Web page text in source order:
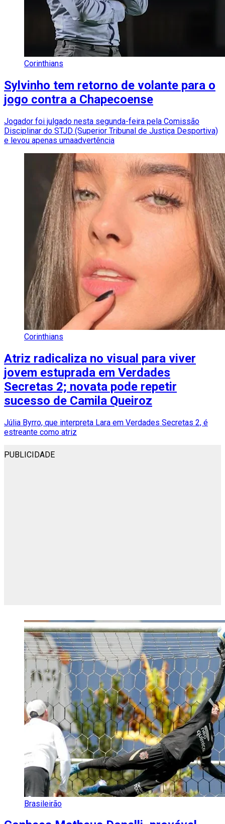
Corinthians
Sylvinho tem retorno de volante para o
jogo contra a Chapecoense
Jogador foi julgado nesta segunda-feira pela Comissão
Disciplinar do STJD (Superior Tribunal de Justiça Desportiva)
e levou apenas umaadvertência
Corinthians
Atriz radicaliza no visual para viver
jovem estuprada em Verdades
Secretas 2; novata pode repetir
sucesso de Camila Queiroz
Júlia Byrro, que interpreta Lara em Verdades Secretas 2, é
estreante como atriz
PUBLICIDADE
Brasileirão